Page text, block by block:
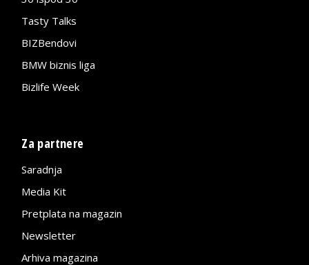
Tasty Talks
BIZBendovi
BMW biznis liga
Bizlife Week
Za partnere
Saradnja
Media Kit
Pretplata na magazin
Newsletter
Arhiva magazina